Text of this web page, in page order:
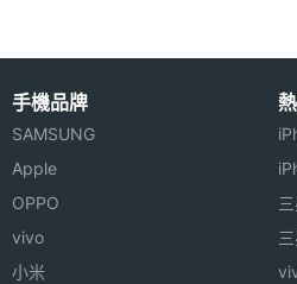
4G
LTE
2300(B40),
4G LTE
手機品牌
SAMSUNG
Apple
OPPO
vivo
小米